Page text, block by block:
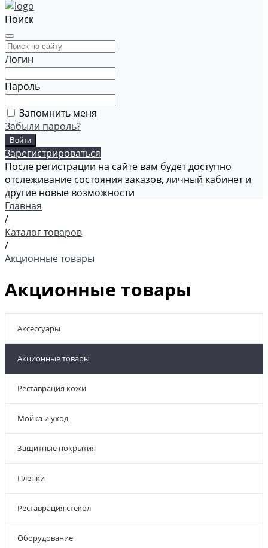
Поиск
Логин
Пароль
Запомнить меня
Забыли пароль?
Зарегистрироваться
После регистрации на сайте вам будет доступно
отслеживание состояния заказов, личный кабинет и
другие новые возможности
Главная
/
Каталог товаров
/
Акционные товары
Акционные товары
Аксессуары
Акционные товары
Реставрация кожи
Мойка и уход
Защитные покрытия
Пленки
Реставрация стекол
Оборудование